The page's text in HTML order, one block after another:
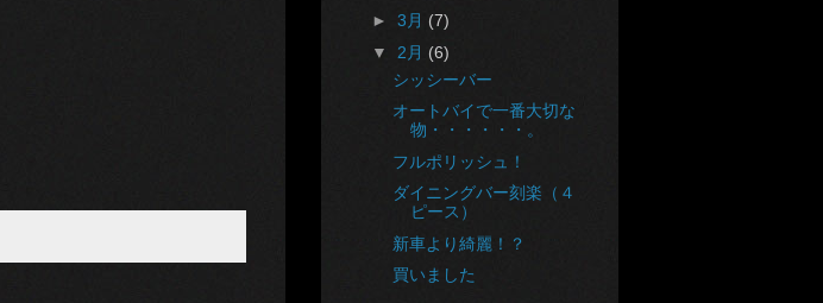
► 3月 (7)
▼ 2月 (6)
シッシーバー
オートバイで一番大切な
物・・・・・・。
フルポリッシュ！
ダイニングバー刻楽（４
ピース）
新車より綺麗！？
買いました